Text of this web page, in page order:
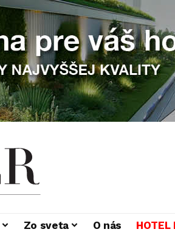
Zo sveta O nás